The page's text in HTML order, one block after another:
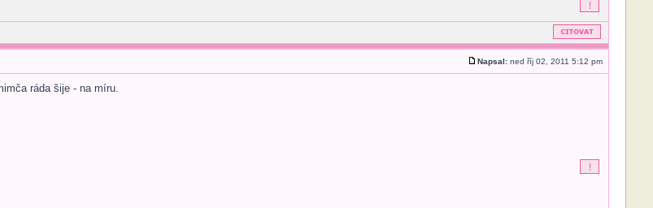
Napsal:ned říj 02, 2011 5:12 pm
ráda šije - na míru.